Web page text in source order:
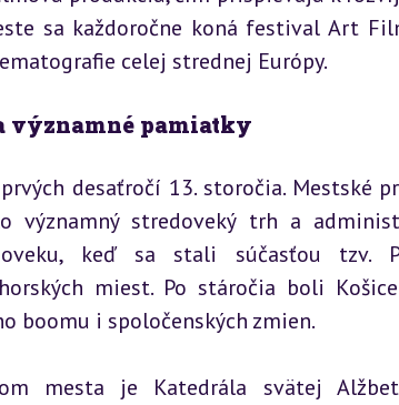
sa každoročne koná festival Art
celej strednej Európy.
pamiatky
desaťročí 13. storočia. Mestské
významný stredoveký trh a
keď sa stali súčasťou tzv.
miest. Po stáročia boli
boomu i spoločenských zmien.
mesta je Katedrála svätej